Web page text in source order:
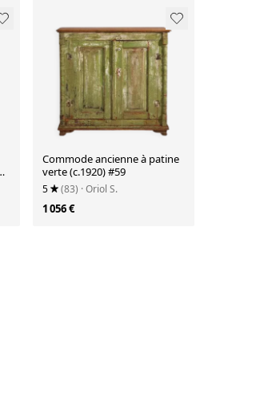
Commode ancienne à patine
verte (c.1920) #59
5 (83) · Oriol S.
1 056 €